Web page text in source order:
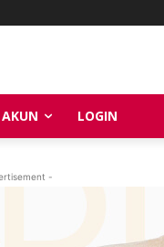
AKUN LOGIN
-